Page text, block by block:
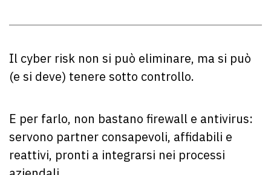
Il cyber risk non si può eliminare, ma si può
(e si deve) tenere sotto controllo.
E per farlo, non bastano firewall e antivirus:
servono partner consapevoli, affidabili e
reattivi, pronti a integrarsi nei processi